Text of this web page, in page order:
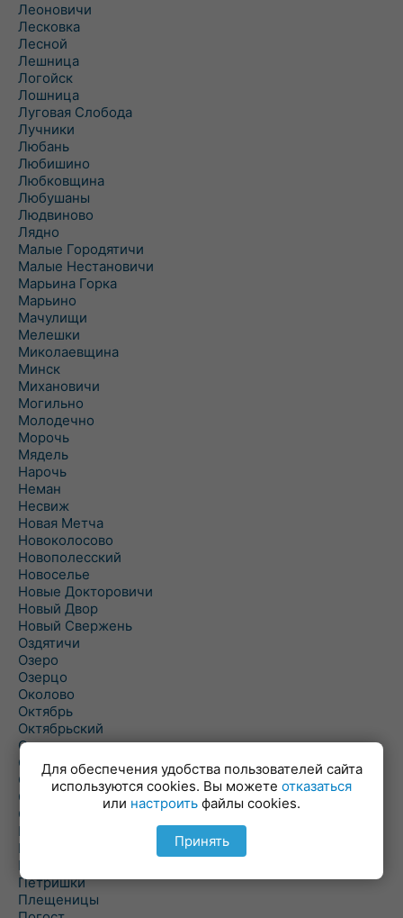
Леоновичи
Лесковка
Лесной
Лешница
Логойск
Лошница
Луговая Слобода
Лучники
Любань
Любишино
Любковщина
Любушаны
Людвиново
Лядно
Малые Городятичи
Малые Нестановичи
Марьина Горка
Марьино
Мачулищи
Мелешки
Миколаевщина
Минск
Михановичи
Могильно
Молодечно
Морочь
Мядель
Нарочь
Неман
Несвиж
Новая Метча
Новоколосово
Новополесский
Новоселье
Новые Докторовичи
Новый Двор
Новый Свержень
Оздятичи
Озеро
Озерцо
Околово
Октябрь
Октябрьский
Олехновичи
Омговичи
Оношки
Осовец
Острошицкий Городок
Пасека
Пастовичи
Першаи
Петришки
Плещеницы
Для обеспечения удобства пользователей сайта
используются cookies. Вы можете отказаться
или настроить файлы cookies.
Принять